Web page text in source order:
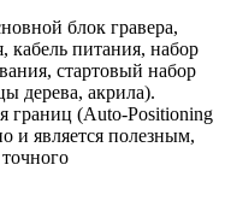
блок гравера,
кабель питания, набор
стартовый набор
дерева, акрила).
границ (Auto-Positioning
и является полезным,